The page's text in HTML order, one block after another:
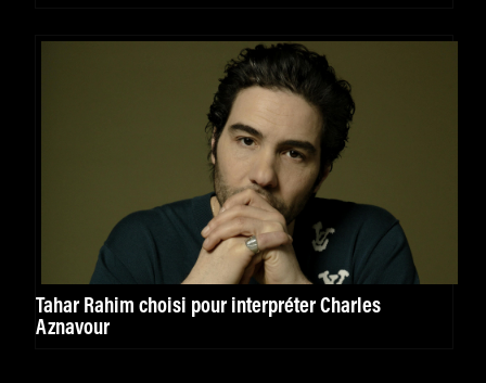
Tahar Rahim choisi pour interpréter Charles
Aznavour